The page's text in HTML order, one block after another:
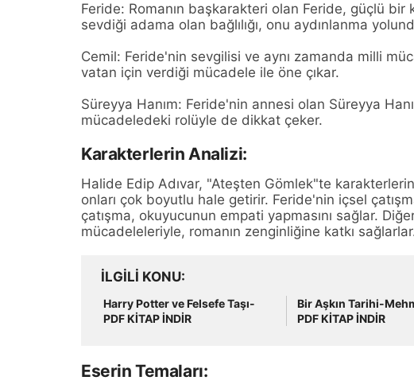
Feride: Romanın başkarakteri olan Feride, güçlü bir
sevdiği adama olan bağlılığı, onu aydınlanma
Cemil: Feride'nin sevgilisi ve aynı zamanda milli
vatan için verdiği mücadele ile öne çıkar.
Süreyya Hanım: Feride'nin annesi olan Süreyya
mücadeledeki rolüyle de dikkat çeker.
Karakterlerin Analizi:
Halide Edip Adıvar, "Ateşten Gömlek"te
onları çok boyutlu hale getirir. Feride'nin içsel
çatışma, okuyucunun empati yapmasını sağlar.
mücadeleleriyle, romanın zenginliğine katkı
İLGILI KONU
Harry Potter ve Felsefe Taşı-
PDF KİTAP İNDİR
Bir Aşkın Tarihi-
PDF KİTAP İNDİR
Eserin Temaları: